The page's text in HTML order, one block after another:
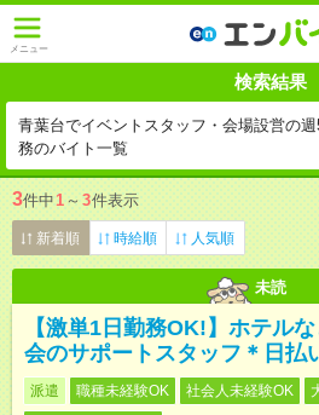
メニュー
検索結果
青葉台でイベントスタッフ・会場設営の
務のバイト一覧
3件中1 ～ 3件表示
新着順 時給順 人気順
未読
【激単1日勤務OK!】ホテル
会のサポートスタッフ＊日払
派遣 職種未経験OK 社会人未経験OK